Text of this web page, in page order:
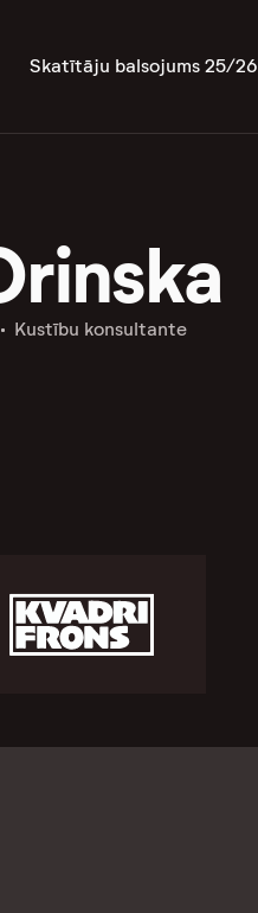
Skatītāju balsojums 25/26
Kustību konsultante